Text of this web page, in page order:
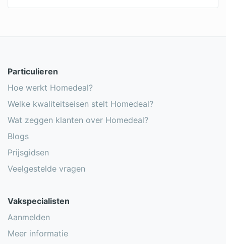
Particulieren
Hoe werkt Homedeal?
Welke kwaliteitseisen stelt Homedeal?
Wat zeggen klanten over Homedeal?
Blogs
Prijsgidsen
Veelgestelde vragen
Vakspecialisten
Aanmelden
Meer informatie